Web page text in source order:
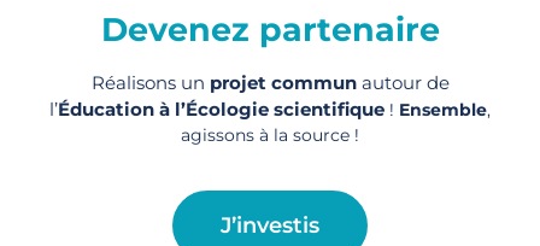
Devenez partenaire
Réalisons un projet communautour de
l’Éducation à l’Écologie scientifique ! Ensemble,
agissons à la source !
J’investis